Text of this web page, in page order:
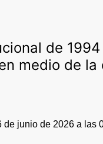
de
medio de la
de junio de 2026 a las